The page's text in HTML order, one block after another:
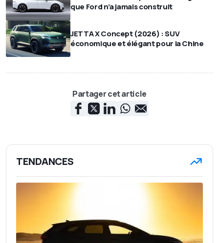
que Ford n’a jamais construit
JETTA X Concept (2026) : SUV
économique et élégant pour la Chine
Partager cet article
TENDANCES